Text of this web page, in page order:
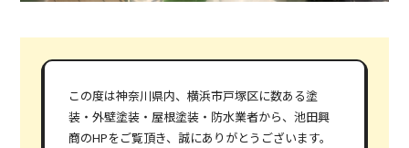
この度は神奈川県内、横浜市戸塚区に数ある塗
装・外壁塗装・屋根塗装・防水業者から、池田興
商のHPをご覧頂き、誠にありがとうございます。